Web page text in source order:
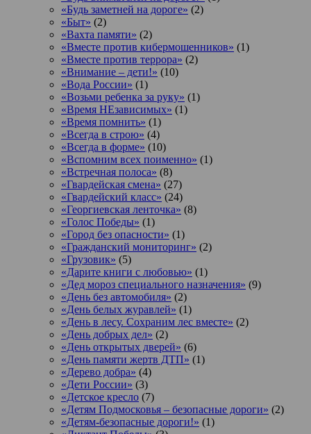
«Будь заметней на дороге» (2)
«Быт» (2)
«Вахта памяти» (2)
«Вместе против кибермошенников» (1)
«Вместе против террора» (2)
«Внимание – дети!» (10)
«Вода России» (1)
«Возьми ребенка за руку» (1)
«Время НЕзависимых» (1)
«Время помнить» (1)
«Всегда в строю» (4)
«Всегда в форме» (10)
«Вспомним всех поименно» (1)
«Встречная полоса» (8)
«Гвардейская смена» (27)
«Гвардейский класс» (24)
«Георгиевская ленточка» (8)
«Голос Победы» (1)
«Город без опасности» (1)
«Гражданский мониторинг» (2)
«Грузовик» (5)
«Дарите книги с любовью» (1)
«Дед мороз специального назначения» (9)
«День без автомобиля» (2)
«День белых журавлей» (1)
«День в лесу. Сохраним лес вместе» (2)
«День добрых дел» (2)
«День открытых дверей» (6)
«День памяти жертв ДТП» (1)
«Дерево добра» (4)
«Дети России» (3)
«Детское кресло (7)
«Детям Подмосковья – безопасные дороги» (2)
«Детям-безопасные дороги!» (1)